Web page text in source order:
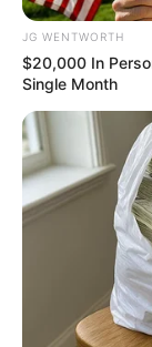
Men, You
Polar Bear
JG WENTWORTH
$20,000 In
Single Month